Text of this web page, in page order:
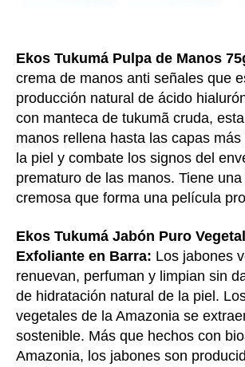
Ekos Tukumá Pulpa de Manos
crema de manos anti señales que
producción natural de ácido
con manteca de tukumã cruda,
manos rellena hasta las capas
la piel y combate los signos del
prematuro de las manos. Tiene
cremosa que forma una película
Ekos Tukumá Jabón Puro
Exfoliante en Barra: Los jabones
renuevan, perfuman y limpian sin
de hidratación natural de la piel.
vegetales de la Amazonia se
sostenible. Más que hechos con
Amazonia, los jabones son